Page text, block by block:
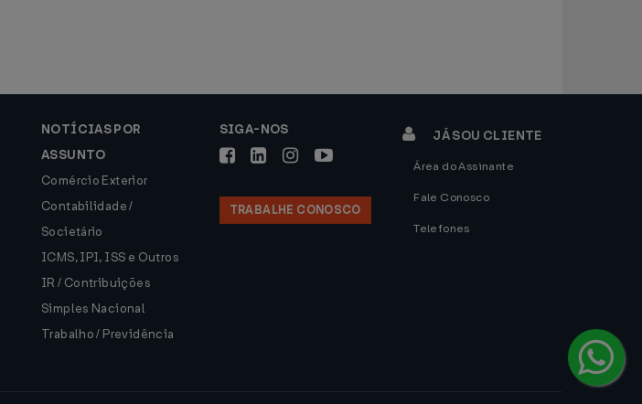
NOTÍCIAS POR
ASSUNTO
Comércio Exterior
Contabilidade /
Societário
ICMS, IPI, ISS e Outros
IR / Contribuições
Simples Nacional
Trabalho / Previdência
SIGA-NOS
TRABALHE CONOSCO
JÁ SOU CLIENTE
Área do Assinante
Fale Conosco
Telefones